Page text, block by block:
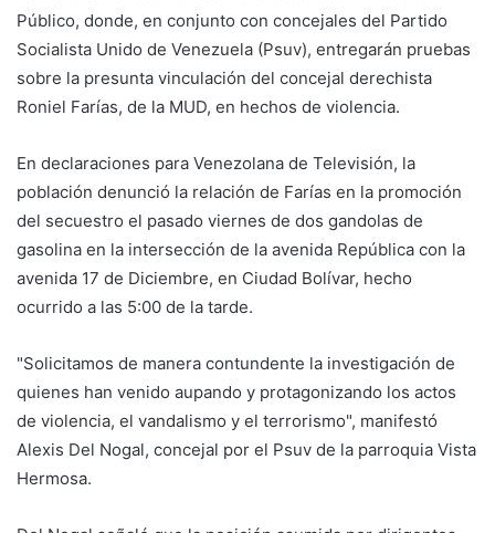
Público, donde, en conjunto con concejales del Partido
Socialista Unido de Venezuela (Psuv), entregarán pruebas
sobre la presunta vinculación del concejal derechista
Roniel Farías, de la MUD, en hechos de violencia.
En declaraciones para Venezolana de Televisión, la
población denunció la relación de Farías en la promoción
del secuestro el pasado viernes de dos gandolas de
gasolina en la intersección de la avenida República con la
avenida 17 de Diciembre, en Ciudad Bolívar, hecho
ocurrido a las 5:00 de la tarde.
"Solicitamos de manera contundente la investigación de
quienes han venido aupando y protagonizando los actos
de violencia, el vandalismo y el terrorismo", manifestó
Alexis Del Nogal, concejal por el Psuv de la parroquia Vista
Hermosa.